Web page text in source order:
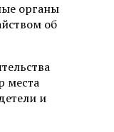
органы
об
места
и